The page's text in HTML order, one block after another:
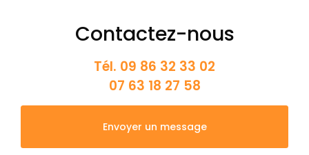
Contactez-nous
Tél. 09 86 32 33 02
07 63 18 27 58
Envoyer un message